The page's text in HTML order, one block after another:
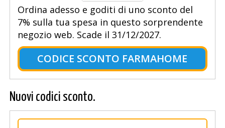
Ordina adesso e goditi di uno sconto del
7% sulla tua spesa in questo sorprendente
negozio web. Scade il 31/12/2027.
CODICE SCONTO FARMAHOME
Nuovi codici sconto.